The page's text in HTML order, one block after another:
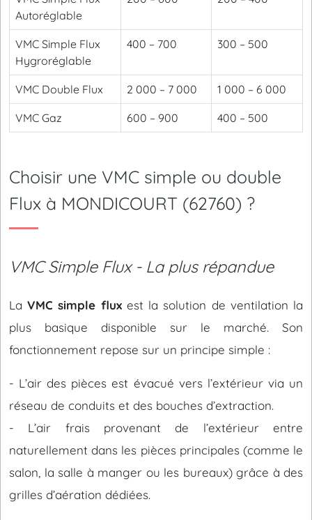
Autoréglable
VMC Simple Flux
Hygroréglable
400 – 700 300 – 500
VMC Double Flux 2 000 – 7 000 1 000 – 6 000
VMC Gaz 600 – 900 400 – 500
Choisir une VMC simple ou double
Flux à MONDICOURT (62760) ?
VMC Simple Flux - La plus répandue
LaVMC simple fluxest la solution de ventilation la
plus basique disponible sur le marché. Son
fonctionnement repose sur un principe simple :
- L’air des pièces est évacué vers l’extérieur via un
réseau de conduits et des bouches d’extraction.
- L’air frais provenant de l’extérieur entre
naturellement dans les pièces principales (comme le
salon, la salle à manger ou les bureaux) grâce à des
grilles d’aération dédiées.